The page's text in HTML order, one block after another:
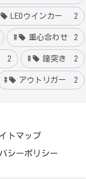
LEDウインカー 2
重心合わせ 2
2 鐘突き 2
アウトリガー 2
トマップ
シーポリシー